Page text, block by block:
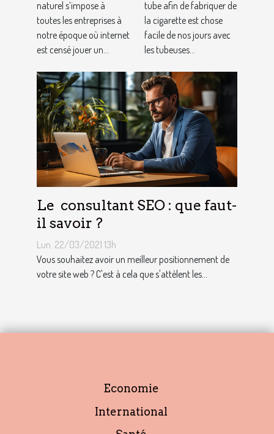
SEO
naturel s’impose à
toutes les entreprises à
notre époque où internet
est censé jouer un...
tuber : où
s’en procurer
et pourquoi ?
tube afin de fabriquer de
la cigarette est chose
facile de nos jours avec
les tubeuses...
Le consultant SEO : que faut-
il savoir ?
Lun. 22/03/2021 13h
Vous souhaitez avoir un meilleur positionnement de
votre site web ? C'est à cela que s'attèlent les...
Economie
International